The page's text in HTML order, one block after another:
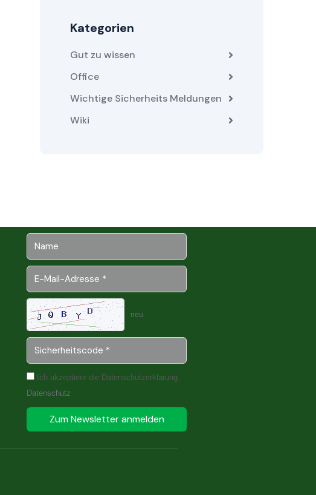
Kategorien
Gut zu wissen
Office
Wichtige Sicherheits Meldungen
Wiki
neu
Ich akzeptiere die Datenschutzerklärung.
Datenschutz
Zum Newsletter anmelden